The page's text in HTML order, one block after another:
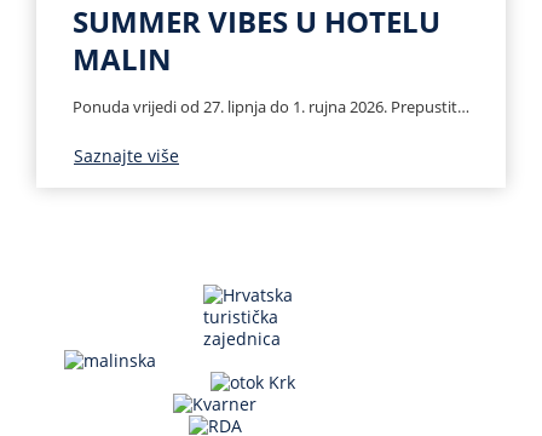
SUMMER VIBES U HOTELU
MALIN
Ponuda vrijedi od 27. lipnja do 1. rujna 2026. Prepustite se čaroliji ljeta na otoku Krku i stvorite uspomene koje će trajati cijeli život. Uživajte u opuštajućim danima uz more, osvježavajućim trenucima uz bazen te vrhunskoj gastronomiji uz besprijekornu uslugu Hotela Malin. Bilo da planirate romantični bijeg udvoje ili nezaboravan obiteljski odmor, pripremili smo poseban […]
Saznajte više